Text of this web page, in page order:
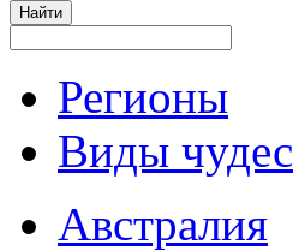
Регионы
Виды чудес
Австралия